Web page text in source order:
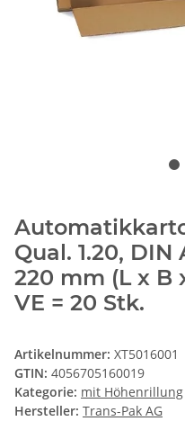
Qual. 1.20, DIN
220 mm (L x B
VE = 20 Stk.
Artikelnummer: XT5016001
GTIN: 4056705160019
Kategorie: mit Höhenrillung
Hersteller: Trans-Pak AG